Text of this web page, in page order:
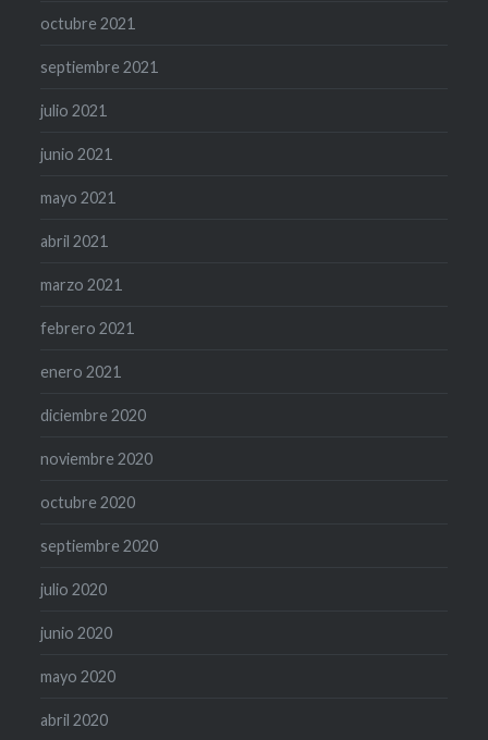
octubre 2021
septiembre 2021
julio 2021
junio 2021
mayo 2021
abril 2021
marzo 2021
febrero 2021
enero 2021
diciembre 2020
noviembre 2020
octubre 2020
septiembre 2020
julio 2020
junio 2020
mayo 2020
abril 2020